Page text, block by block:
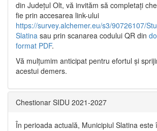
din Județul Olt, vă invităm să completați
fie prin accesarea link-ului
https://survey.alchemer.eu/s3/90726107/
Slatina sau prin scanarea codului QR din
format PDF.
Vă mulţumim anticipat pentru efortul şi
acestui demers.
Chestionar SIDU 2021-2027
În perioada actuală, Municipiul Slatina este